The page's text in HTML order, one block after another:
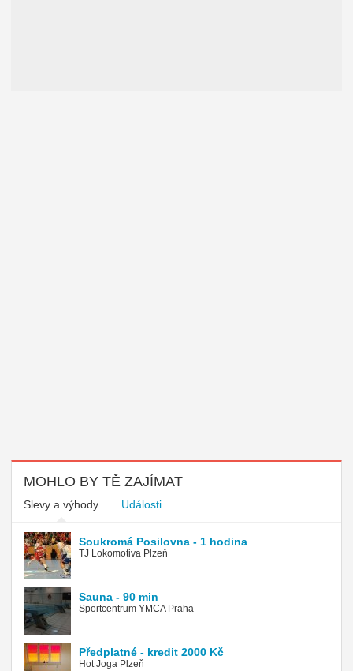
MOHLO BY TĚ ZAJÍMAT
Slevy a výhody Události
Soukromá Posilovna - 1 hodina
TJ Lokomotiva Plzeň
Sauna - 90 min
Sportcentrum YMCA Praha
Předplatné - kredit 2000 Kč
Hot Joga Plzeň